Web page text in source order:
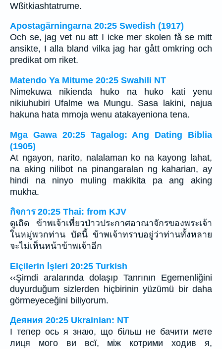
Wßitkiashtatrume.
Apostagärningarna 20:25 Swedish (1917)
Och se, jag vet nu att I icke mer skolen få se mitt
ansikte, I alla bland vilka jag har gått omkring och
predikat om riket.
Matendo Ya Mitume 20:25 Swahili NT
Nimekuwa nikienda huko na huko kati yenu
nikiuhubiri Ufalme wa Mungu. Sasa lakini, najua
hakuna hata mmoja wenu atakayeniona tena.
Mga Gawa 20:25 Tagalog: Ang Dating Biblia
(1905)
At ngayon, narito, nalalaman ko na kayong lahat,
na aking nilibot na pinangaralan ng kaharian, ay
hindi na ninyo muling makikita pa ang aking
mukha.
กิจการ 20:25 Thai: from KJV
ดูเถิด ข้าพเจ้าเที่ยวป่าวประกาศอาณาจักรของพระเจ้า
ในหมู่พวกท่าน บัดนี้ ข้าพเจ้าทราบอยู่ว่าท่านทั้งหลาย
จะไม่เห็นหน้าข้าพเจ้าอีก
Elçilerin İşleri 20:25 Turkish
‹‹Şimdi aralarında dolaşıp Tanrının Egemenliğini
duyurduğum sizlerden hiçbirinin yüzümü bir daha
görmeyeceğini biliyorum.
Деяния 20:25 Ukrainian: NT
І тепер ось я знаю, що більш не бачити мете
лиця мого ви всї, між котрими ходив я,